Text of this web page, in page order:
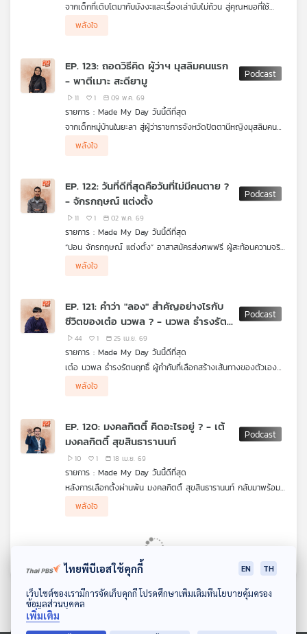
ดาวน์โหลด Thai PBS Podcast Application
จากเด็กที่เติบโตมากับมังงะและเรื่องเล่านับไม่ถ้วน สู่คุณหมอที่ใช้
ศาสตร์การแพทย์ผสมศิลปะการเล่าเรื่อง จนกลายเป็นคอนเทนต์ครีเอ
เตอร์สายอาชญากรรมที่หลายคนรู้จัก นี่คือเรื่องราวของ หมอตังค์
เราจะทิ้งอะไรไว้ให้คนจดจำบ้าง ?
พลังใจ
EP. 123: ถอดวิธีคิด ผู้ว่าฯ มุสลิมคนแรก
- พาตีเมาะ สะดียามู
11 1 09 พ.ค. 69
รายการ : Made My Day วันนี้ดีที่สุด
จากเด็กหมู่บ้านในยะลา สู่ผู้ว่าราชการจังหวัดปัตตานีหญิงมุสลิมคน
แรก พาตีเมาะ สะดียามู ใช้ "การศึกษาและความพยายาม" ฝ่าข้อ
จำกัด พิสูจน์ตัวเองในระบบราชการจนได้รับความเชื่อมั่น เธอขับ
พื้นที่ ท่ามกลางความขัดแย้ง เธอเลือก "นิ่งแต่ทำ" ยึดการให้เกียรติ
ความเป็นมนุษย์ สร้างความร่วมมือและพลังบวก เพื่อพาปัตตานีไปสู่
สันติภาพอย่างยั่งยืน
พลังใจ
EP. 122: วันที่ดีที่สุดคือวันที่ไม่มีคนตาย ?
- จักรกฤษณ์ แต่งตั้ง
11 1 02 พ.ค. 69
รายการ : Made My Day วันนี้ดีที่สุด
“ปอน จักรกฤษณ์ แต่งตั้ง” อาสาสมัครส่งศพฟรี ผู้สะท้อนความจริง
ของสังคมไทยผ่านคำพูดตรงไปตรงมา ทั้งเรื่องความยากจน ความ
ตาย ภาระของคนเป็น และจรรยาบรรณของธุรกิจความตาย “ความ
รับมือคำวิจารณ์ ทั้งหมดนี้นำไปสู่ “คำคมชีวิต” ที่กลายเป็นเอกลักษณ์
ของเขาและความปรารถนาที่เรียบง่ายแต่ทรงพลัง วันที่ดีที่สุดของเขา
คือวันที่ไม่มีใครต้องสูญเสีย
พลังใจ
EP. 121: คำว่า "ลอง" สำคัญอย่างไรกับ
ชีวิตของเต๋อ นวพล ? - นวพล ธำรงรัตน
ฤทธิ์
44 1 25 เม.ย. 69
รายการ : Made My Day วันนี้ดีที่สุด
เต๋อ นวพล ธำรงรัตนฤทธิ์ ผู้กำกับที่เลือกสร้างเส้นทางของตัวเอง
ด้วยคำว่า “ลอง” จากจุดเริ่มต้นในสายอักษรศาสตร์ เขาฝึกทำหนัง
ด้วยตัวเองผ่านการลองผิดลองถูก ค่อย ๆ เรียนรู้จากฟีดแบ็ก เพื่อ
แนวคิดสำคัญของเขาคือการ “ขุดทางน้ำเอง” ไม่รอโอกาสจากกระแส
หลัก แต่ค่อย ๆ สร้างพื้นที่ของตัวเองขึ้นมา มองความล้มเหลวเป็น
หนึ่งในเส้นทาง สิ่งสำคัญกว่าคือการได้สร้างงานที่ซื่อสัตย์กับตัวเอง
และมีคนดูที่เข้าใจ
เรื่องราวของเขาจึงไม่ใช่แค่เส้นทางของผู้กำกับคนหนึ่ง แต่เป็นบท
พลังใจ
EP. 120: มงคลกิตติ์ คิดอะไรอยู่ ? - เต้
มงคลกิตติ์ สุขสินธารานนท์
10 1 18 เม.ย. 69
รายการ : Made My Day วันนี้ดีที่สุด
หลังการเลือกตั้งผ่านพ้น มงคลกิตติ์ สุขสินธารานนท์ กลับมาพร้อม
มุมมองชีวิตและอุดมการณ์ทางการเมืองที่ชัดเจนยิ่งขึ้น กับนโยบาย
สุดขอบจักรวาล ทั้งกองทัพอวกาศและการคืนชีพไดโนเสาร์ ที่เขาเชื่อ
การท้าชนระบบการเมืองแบบเดิมและปัญหาคอร์รัปชัน พร้อมฝาก
ความหวังไว้กับคนรุ่นใหม่ในการพาประเทศสู่อนาคต และปิดท้ายด้วย
ภาพจำใหม่ “เต้ ทะลุอวกาศ” ผู้ต้องการสร้างชื่อไว้ในประวัติศาสตร์
ด้วยการเมืองที่โปร่งใสและไม่ซื้อเสียง
พลังใจ
ไทยพีบีเอสใช้คุกกี้ EN TH
เว็บไซต์ของเรามีการจัดเก็บคุกกี้ โปรดศึกษาเพิ่มเติมที่นโยบายคุ้มครอง
ข้อมูลส่วนบุคคล
เพิ่มเติม